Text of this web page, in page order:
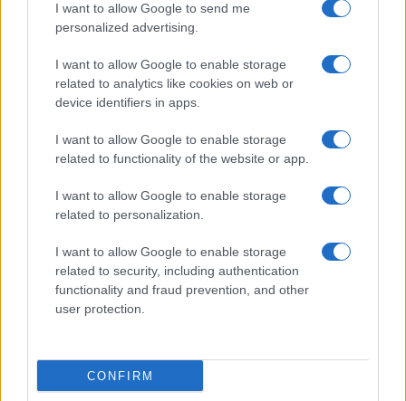
I want to allow Google to send me
personalized advertising.
I want to allow Google to enable storage
related to analytics like cookies on web or
device identifiers in apps.
I want to allow Google to enable storage
related to functionality of the website or app.
I want to allow Google to enable storage
related to personalization.
I want to allow Google to enable storage
related to security, including authentication
functionality and fraud prevention, and other
user protection.
CONFIRM
AUTOMOBILE
Une deuxième coentreprise PSA avec Chang’an en
Chine ?
Infos.fr Unit · 17 Mar 2020
Peugeot-Citroën : moteur 3 cylindres turbo pour
AUTOMOBILE
Alliance PSA-Fiat-Chrysler : Sergio Marchionne y
Infos.fr Unit · 15 Mar 2020
AUTOMOBILE
Plan voitures électriques : 12 villes pilotes et
commande de 50.000 véhicules
Chang'an-PSA : la joint-venture scellée en mai ?